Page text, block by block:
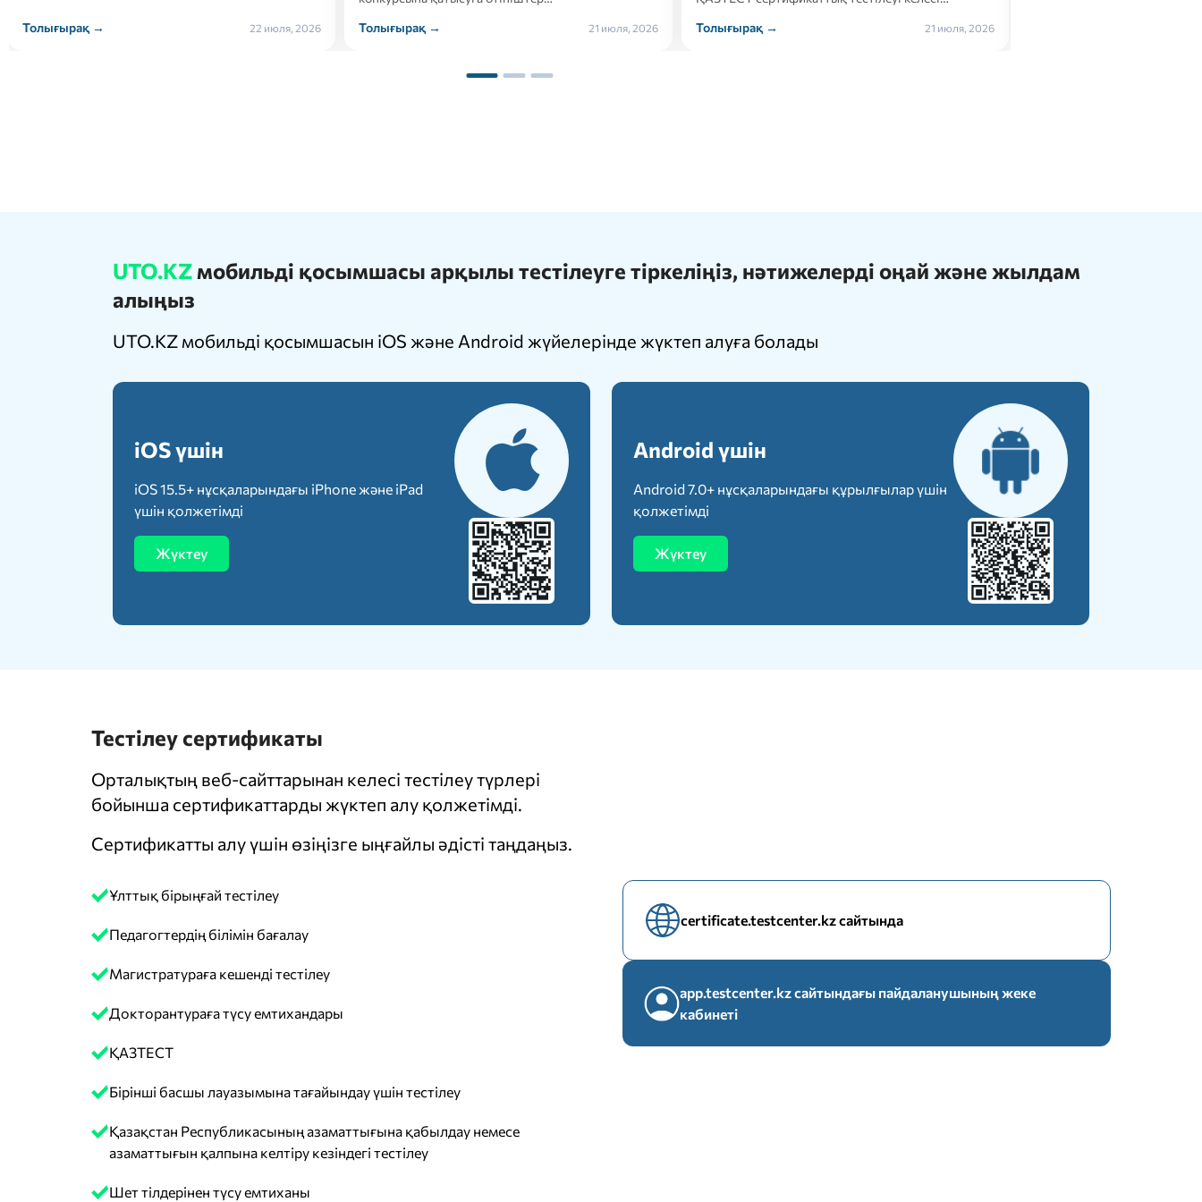
22 июля, 2026 21 июля, 2026 21 июля, 2026
UTO.KZ мобильді қосымшасы арқылы тестілеуге тіркеліңіз, нәтижелерді оңай және жылдам
алыңыз
UTO.KZ мобильді қосымшасын iOS және Android жүйелерінде жүктеп алуға болады
iOS үшін
iOS 15.5+ нұсқаларындағы iPhone және iPad
үшін қолжетімді
Жүктеу
Android үшін
Android 7.0+ нұсқаларындағы құрылғылар үшін
қолжетімді
Жүктеу
Тестілеу сертификаты
Орталықтың веб-сайттарынан келесі тестілеу түрлері
бойынша сертификаттарды жүктеп алу қолжетімді.
Сертификатты алу үшін өзіңізге ыңғайлы әдісті таңдаңыз.
Ұлттық бірыңғай тестілеу
Педагогтердің білімін бағалау
Магистратураға кешенді тестілеу
Докторантураға түсу емтихандары
ҚАЗТЕСТ
Бірінші басшы лауазымына тағайындау үшін тестілеу
Қазақстан Республикасының азаматтығына қабылдау немесе
азаматтығын қалпына келтіру кезіндегі тестілеу
Шет тілдерінен түсу емтиханы
certificate.testcenter.kz сайтында
app.testcenter.kz сайтындағы пайдаланушының жеке
кабинеті